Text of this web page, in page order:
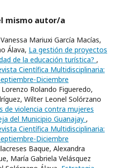
mismo autor/a
Mariuxi García Macías,
Álava, La gestión de proyectos
de la educación turística? ,
Científica Multidisciplinaria:
Diciembre
Rolando Figueredo,
Wilter Leonel Solórzano
de violencia contra mujeres
del Municipio Guanajay ,
Científica Multidisciplinaria:
Diciembre
Baque, Alexandra
María Gabriela Velásquez